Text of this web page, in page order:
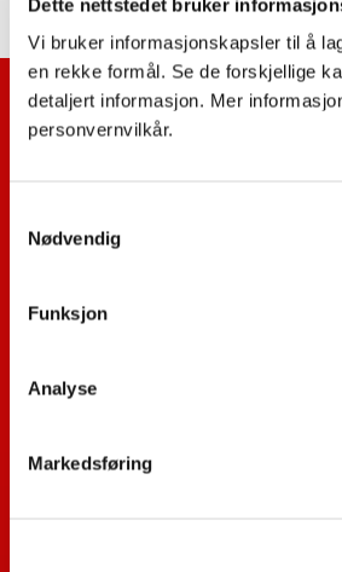
Dette nettstedet bruker
Vi bruker informasjonskapsler til å
en rekke formål. Se de forskjellige
detaljert informasjon. Mer
personvernvilkår.
Nødvendig
Funksjon
Analyse
Markedsføring